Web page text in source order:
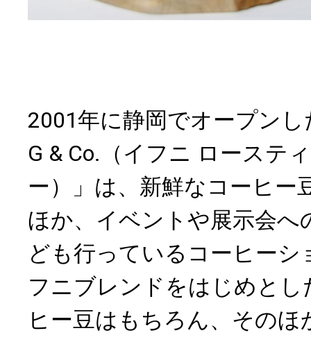
2001年に静岡でオープンし
G & Co.（イフニ ローステ
ー）」は、新鮮なコーヒー
ほか、イベントや展示会へ
ども行っているコーヒーシ
フニブレンドをはじめと
ヒー豆はもちろん、その